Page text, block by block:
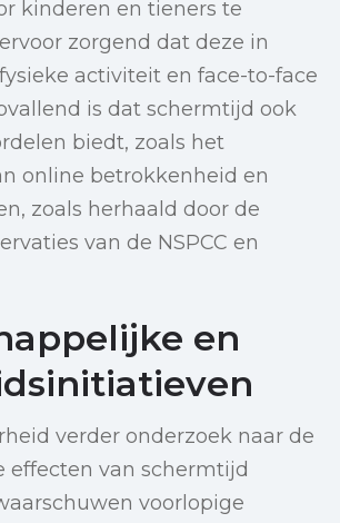
kinderen en tieners te
zorgend dat deze in
activiteit en face-to-face
is dat schermtijd ook
biedt, zoals het
online betrokkenheid en
zoals herhaald door de
van de NSPCC en
en
verder onderzoek naar de
effecten van schermtijd
voorlopige